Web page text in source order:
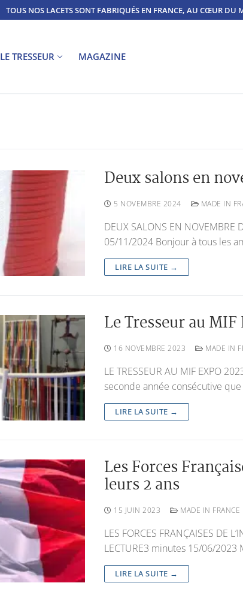
TOUS NOS LACETS SONT FABRIQUÉS EN FRANCE, AU CŒUR DU
LE TRESSEUR MAGAZINE
Deux salons en
5 NOVEMBRE 2024 MADE IN
DEUX SALONS EN NOVEMBRE
05/11/2024 Bonjour à tous les
LIRE LA SUITE →
Le Tresseur au MIF
16 NOVEMBRE 2023 MADE IN
LE TRESSEUR AU MIF EXPO
seconde année consécutive
LIRE LA SUITE →
Les Forces
leurs 2 ans
15 JUIN 2023 MADE IN FRANCE
LES FORCES FRANÇAISES DE
LECTURE3 minutes 15/06/
LIRE LA SUITE →